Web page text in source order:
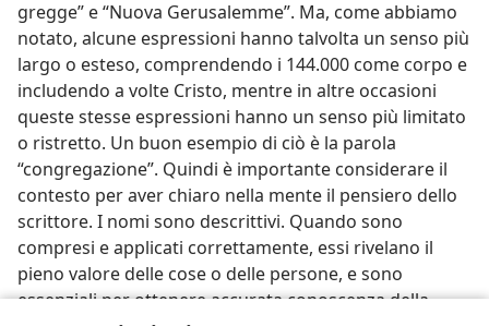
gregge” e “Nuova Gerusalemme”. Ma, come abbiamo
notato, alcune espressioni hanno talvolta un senso più
largo o esteso, comprendendo i 144.000 come corpo e
includendo a volte Cristo, mentre in altre occasioni
queste stesse espressioni hanno un senso più limitato
o ristretto. Un buon esempio di ciò è la parola
“congregazione”. Quindi è importante considerare il
contesto per aver chiaro nella mente il pensiero dello
scrittore. I nomi sono descrittivi. Quando sono
compresi e applicati correttamente, essi rivelano il
pieno valore delle cose o delle persone, e sono
essenziali per ottenere accurata conoscenza della